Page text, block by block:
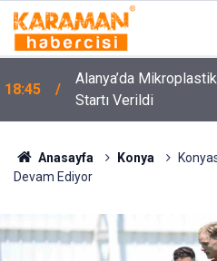
18:45
Alanya’da
Startı Verildi
Anasayfa Konya
Devam Ediyor